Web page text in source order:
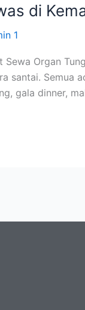
di
1
Organ
santai. Semua
gala dinner,